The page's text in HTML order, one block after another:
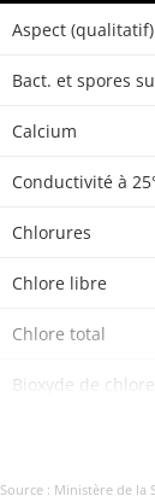
Aspect (qualitatif)
Bact. et spores
Calcium
Conductivité à
Chlorures
Chlore libre
Chlore total
Bioxyde de
Coloration
Source : Ministère de la